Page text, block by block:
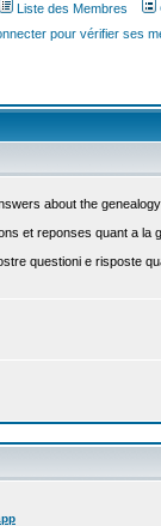
Liste des Membres
pour vérifier ses
about the
et reponses quant a la
questioni e risposte